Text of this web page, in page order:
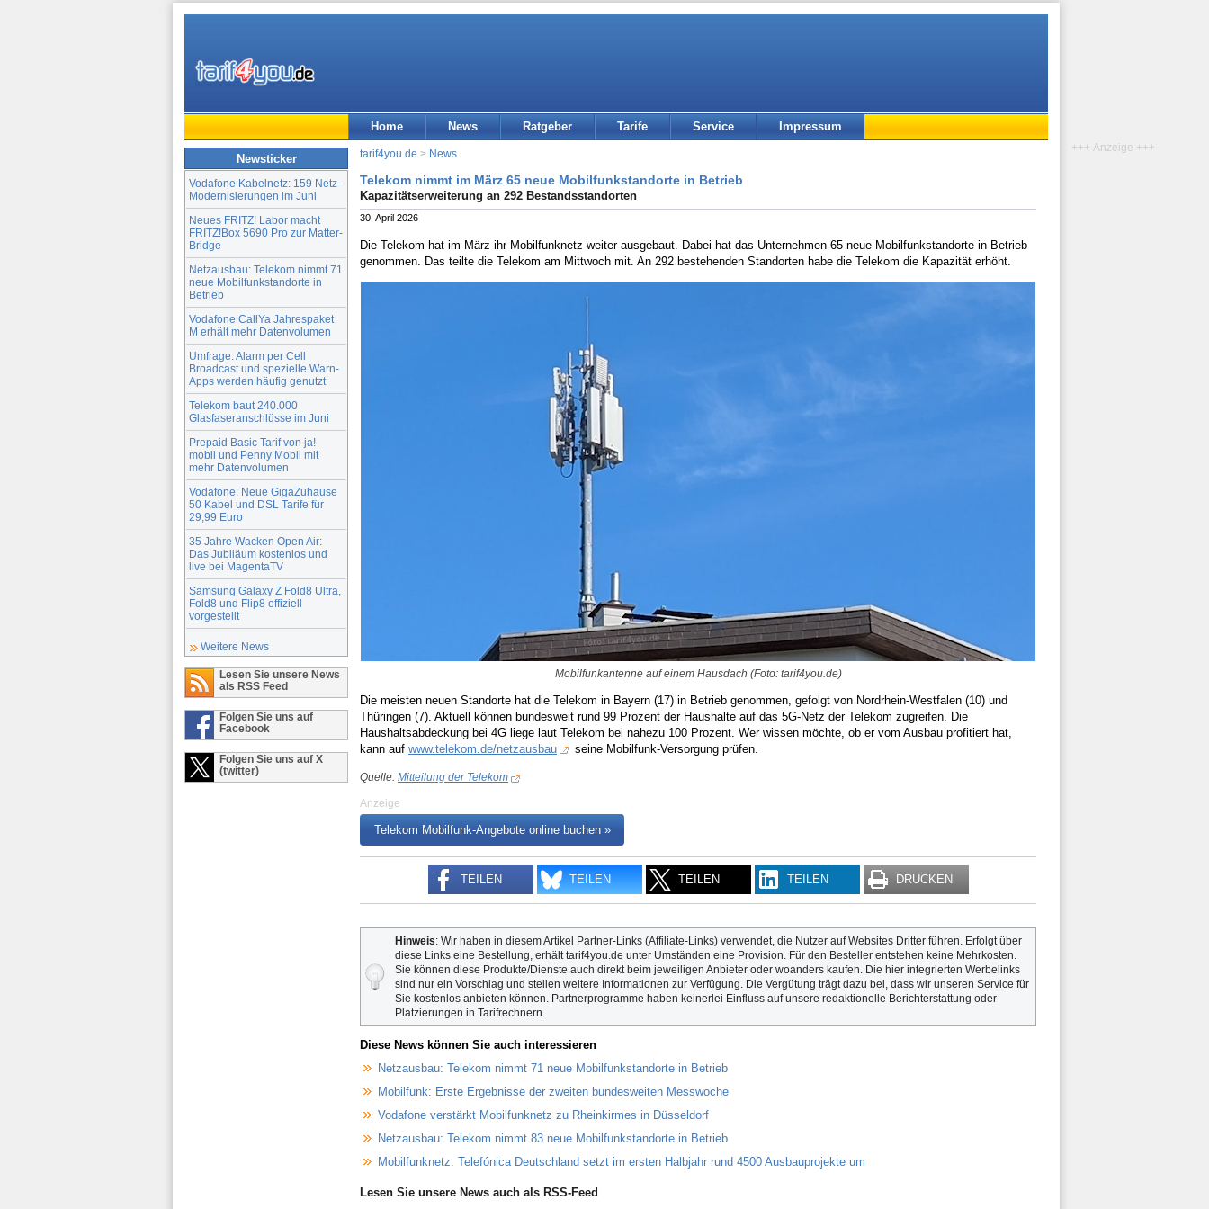
Home News Ratgeber Tarife Service Impressum
Newsticker
Vodafone Kabelnetz: 159 Netz-
Modernisierungen im Juni
Neues FRITZ! Labor macht
FRITZ!Box 5690 Pro zur Matter-
Bridge
Netzausbau: Telekom nimmt 71
neue Mobilfunkstandorte in
Betrieb
Vodafone CallYa Jahrespaket
M erhält mehr Datenvolumen
Umfrage: Alarm per Cell
Broadcast und spezielle Warn-
Apps werden häufig genutzt
Telekom baut 240.000
Glasfaseranschlüsse im Juni
Prepaid Basic Tarif von ja!
mobil und Penny Mobil mit
mehr Datenvolumen
Vodafone: Neue GigaZuhause
50 Kabel und DSL Tarife für
29,99 Euro
35 Jahre Wacken Open Air:
Das Jubiläum kostenlos und
live bei MagentaTV
Samsung Galaxy Z Fold8 Ultra,
Fold8 und Flip8 offiziell
vorgestellt
Weitere News
Lesen Sie unsere News
als RSS Feed
Folgen Sie uns auf
Facebook
Folgen Sie uns auf X
(twitter)
tarif4you.de > News
Telekom nimmt im März 65 neue Mobilfunkstandorte in Betrieb
Kapazitätserweiterung an 292 Bestandsstandorten
30. April 2026
Die Telekom hat im März ihr Mobilfunknetz weiter ausgebaut. Dabei hat das Unternehmen 65 neue Mobilfunkstandorte in Betrieb
genommen. Das teilte die Telekom am Mittwoch mit. An 292 bestehenden Standorten habe die Telekom die Kapazität erhöht.
Mobilfunkantenne auf einem Hausdach (Foto: tarif4you.de)
Die meisten neuen Standorte hat die Telekom in Bayern (17) in Betrieb genommen, gefolgt von Nordrhein-Westfalen (10) und
Thüringen (7). Aktuell können bundesweit rund 99 Prozent der Haushalte auf das 5G-Netz der Telekom zugreifen. Die
Haushaltsabdeckung bei 4G liege laut Telekom bei nahezu 100 Prozent. Wer wissen möchte, ob er vom Ausbau profitiert hat,
kann auf www.telekom.de/netzausbau seine Mobilfunk-Versorgung prüfen.
Quelle: Mitteilung der Telekom
Anzeige
Telekom Mobilfunk-Angebote online buchen »
TEILEN TEILEN TEILEN TEILEN DRUCKEN
Hinweis: Wir haben in diesem Artikel Partner-Links (Affiliate-Links) verwendet, die Nutzer auf Websites Dritter führen. Erfolgt über
diese Links eine Bestellung, erhält tarif4you.de unter Umständen eine Provision. Für den Besteller entstehen keine Mehrkosten.
Sie können diese Produkte/Dienste auch direkt beim jeweiligen Anbieter oder woanders kaufen. Die hier integrierten Werbelinks
sind nur ein Vorschlag und stellen weitere Informationen zur Verfügung. Die Vergütung trägt dazu bei, dass wir unseren Service für
Sie kostenlos anbieten können. Partnerprogramme haben keinerlei Einfluss auf unsere redaktionelle Berichterstattung oder
Platzierungen in Tarifrechnern.
Diese News können Sie auch interessieren
Netzausbau: Telekom nimmt 71 neue Mobilfunkstandorte in Betrieb
Mobilfunk: Erste Ergebnisse der zweiten bundesweiten Messwoche
Vodafone verstärkt Mobilfunknetz zu Rheinkirmes in Düsseldorf
Netzausbau: Telekom nimmt 83 neue Mobilfunkstandorte in Betrieb
Mobilfunknetz: Telefónica Deutschland setzt im ersten Halbjahr rund 4500 Ausbauprojekte um
Lesen Sie unsere News auch als RSS-Feed
+++ Anzeige +++